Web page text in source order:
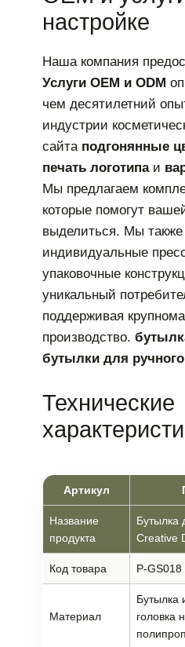
настройке
Наша компания
Услуги OEM и ODM
чем десятилетний
индустрии
сайта подгонянные
печать логотипаи
Мы предлагаем
которые помогут
выделиться. Мы
индивидуальные
упаковочные
уникальный
поддерживая
производство.
бутылки для
Технические
Артикул
Название
продукта
Бутылка
Creative
Код товара P-GS018
Материал
Бутылка
головка